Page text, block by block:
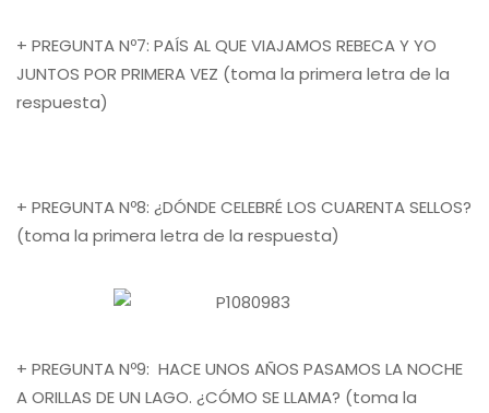
+ PREGUNTA Nº7: PAÍS AL QUE VIAJAMOS REBECA Y YO
JUNTOS POR PRIMERA VEZ (toma la primera letra de la
respuesta)
+ PREGUNTA Nº8: ¿DÓNDE CELEBRÉ LOS CUARENTA SELLOS?
(toma la primera letra de la respuesta)
+ PREGUNTA Nº9: HACE UNOS AÑOS PASAMOS LA NOCHE
A ORILLAS DE UN LAGO. ¿CÓMO SE LLAMA? (toma la